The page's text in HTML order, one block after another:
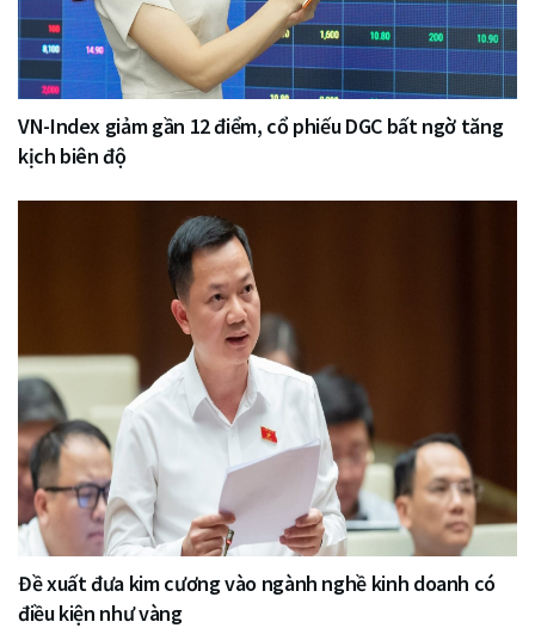
VN-Index giảm gần 12 điểm, cổ phiếu DGC bất ngờ tăng
kịch biên độ
Đề xuất đưa kim cương vào ngành nghề kinh doanh có
điều kiện như vàng